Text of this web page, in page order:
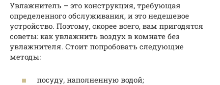
Увлажнитель – это конструкция, требующая
определенного обслуживания, и это недешевое
устройство. Поэтому, скорее всего, вам пригодятся
советы: как увлажнить воздух в комнате без
увлажнителя. Стоит попробовать следующие
методы:
посуду, наполненную водой;